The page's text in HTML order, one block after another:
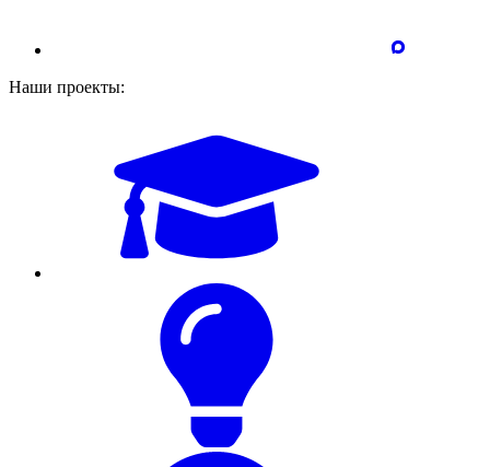
Наши проекты: